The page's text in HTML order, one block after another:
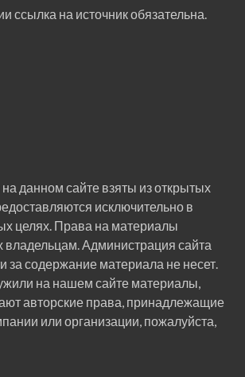
ссылка на источник обязательна.
данном сайте взяты из открытых
исключительно в
целях. Права на материалы
владельцам. Администрация сайта
за содержание материала не несет.
на нашем сайте материалы,
авторские права, принадлежащие
или организации, пожалуйста,